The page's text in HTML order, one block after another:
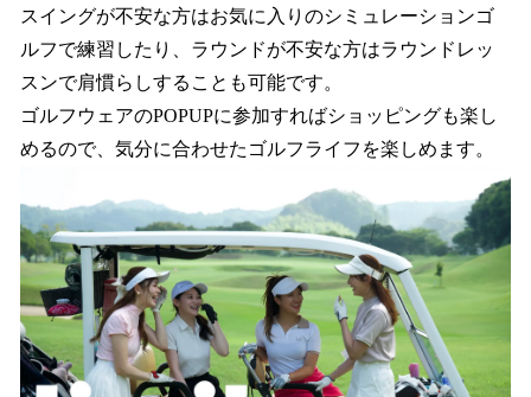
スイングが不安な方はお気に入りのシミュレーションゴ
ルフで練習したり、ラウンドが不安な方はラウンドレッ
スンで肩慣らしすることも可能です。
ゴルフウェアのPOPUPに参加すればショッピングも楽し
めるので、気分に合わせたゴルフライフを楽しめます。